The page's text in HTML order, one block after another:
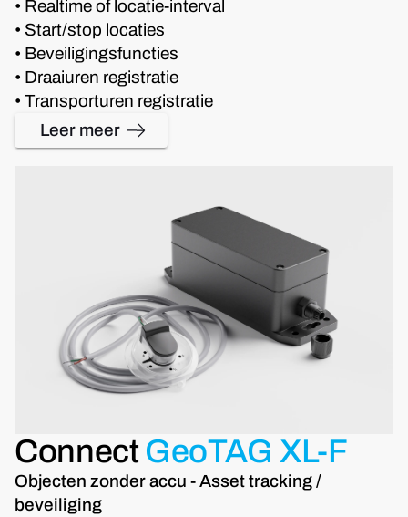
• Realtime of locatie-interval
• Start/stop locaties
• Beveiligingsfuncties
• Draaiuren registratie
• Transporturen registratie
Leer meer
Connect GeoTAG XL-F
Objecten zonder accu - Asset tracking /
beveiliging